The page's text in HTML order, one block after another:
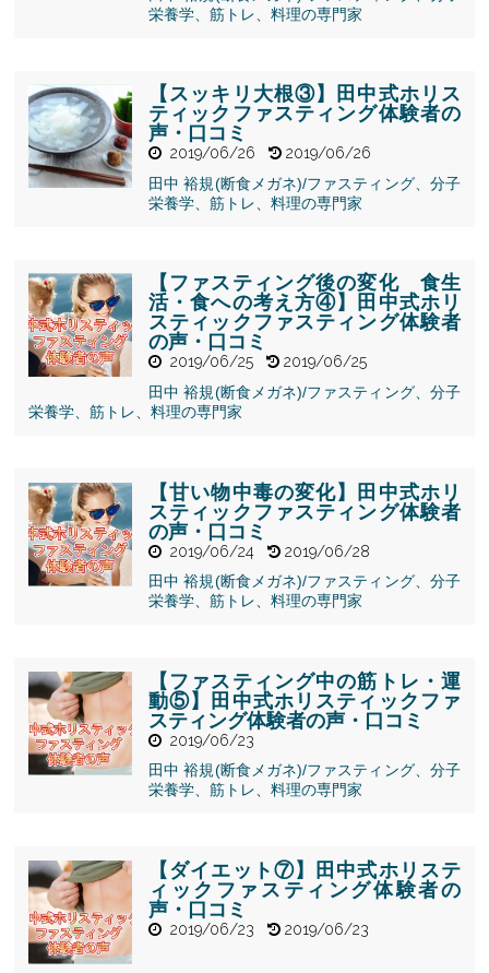
ホリスティッ
クファスティ
ング体験者の
声・口コミ">
栄養学、筋トレ、料理の専門家
スティング体
験者の声・口
コミ">
【スッキリ大根③】田中式ホリス
ティックファスティング体験者の
声・口コミ
2019/06/26
2019/06/26
田中 裕規(断食メガネ)/ファスティング、分子
栄養学、筋トレ、料理の専門家
スティング後
式ホリスティ
ックファステ
ィング体験者
の声・口コ
ミ">
【ファスティング後の変化 食生
活・食への考え方④】田中式ホリ
スティックファスティング体験者
の声・口コミ
2019/06/25
2019/06/25
田中 裕規(断食メガネ)/ファスティング、分子
栄養学、筋トレ、料理の専門家
ファスティン
グ体験者の
声・口コミ">
【甘い物中毒の変化】田中式ホリ
スティックファスティング体験者
の声・口コミ
2019/06/24
2019/06/28
田中 裕規(断食メガネ)/ファスティング、分子
栄養学、筋トレ、料理の専門家
ホリスティッ
クファスティ
ング体験者の
声・口コミ">
【ファスティング中の筋トレ・運
動⑤】田中式ホリスティックファ
スティング体験者の声・口コミ
2019/06/23
田中 裕規(断食メガネ)/ファスティング、分子
栄養学、筋トレ、料理の専門家
【ダイエット⑦】田中式ホリステ
ィックファスティング体験者の
声・口コミ
2019/06/23 2019/06/23